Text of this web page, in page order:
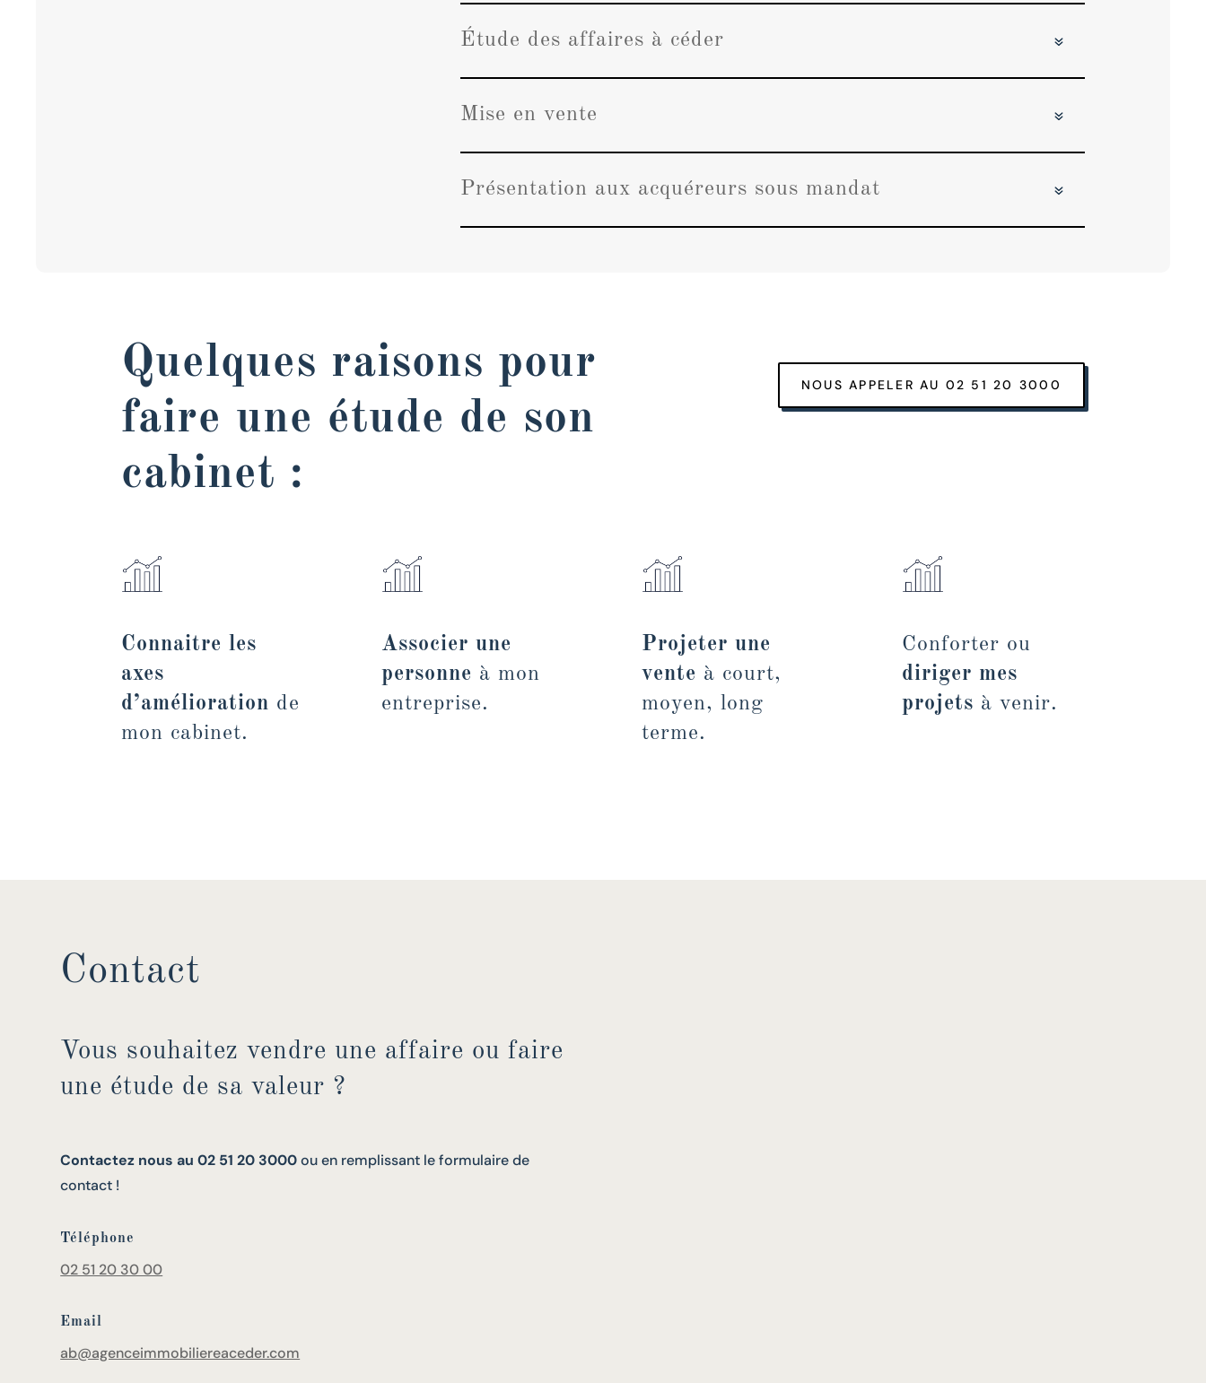
Étude des affaires à céder
Mise en vente
Présentation aux acquéreurs sous mandat
Quelques raisons pour
faire une étude de son
cabinet :
NOUS APPELER AU 02 51 20 3000
Connaitre les
axes
d’amélioration de
mon cabinet.
Associer une
personne à mon
entreprise.
Projeter une
vente à court,
moyen, long
terme.
Conforter ou
diriger mes
projets à venir.
Contact
Vous souhaitez vendre une affaire ou faire
une étude de sa valeur ?
Contactez nous au 02 51 20 3000ou en remplissant le formulaire de
contact !
Téléphone
02 51 20 30 00
Email
ab@agenceimmobiliereaceder.com